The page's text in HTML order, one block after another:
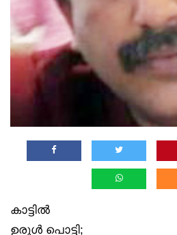
കാട്ടിൽ
ഉരുൾ പൊട്ടി;